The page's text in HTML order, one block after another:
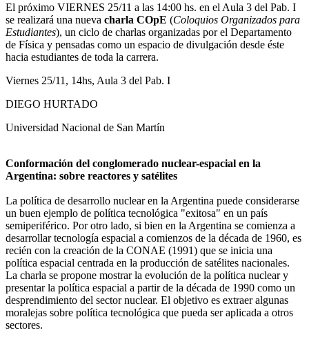
El próximo VIERNES 25/11 a las 14:00 hs. en el Aula 3 del Pab. I
se realizará una nueva charla COpE (Coloquios Organizados para
Estudiantes), un ciclo de charlas organizadas por el Departamento
de Física y pensadas como un espacio de divulgación desde éste
hacia estudiantes de toda la carrera.
Viernes 25/11, 14hs, Aula 3 del Pab. I
DIEGO HURTADO
Universidad Nacional de San Martín
Conformación del conglomerado nuclear-espacial en la
Argentina: sobre reactores y satélites
La política de desarrollo nuclear en la Argentina puede considerarse
un buen ejemplo de política tecnológica "exitosa" en un país
semiperiférico. Por otro lado, si bien en la Argentina se comienza a
desarrollar tecnología espacial a comienzos de la década de 1960, es
recién con la creación de la CONAE (1991) que se inicia una
política espacial centrada en la producción de satélites nacionales.
La charla se propone mostrar la evolución de la política nuclear y
presentar la política espacial a partir de la década de 1990 como un
desprendimiento del sector nuclear. El objetivo es extraer algunas
moralejas sobre política tecnológica que pueda ser aplicada a otros
sectores.